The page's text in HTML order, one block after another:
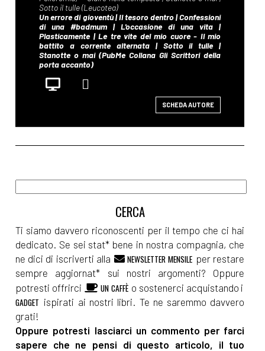
SCHEDA AUTORE
Ti siamo davvero riconoscenti per il tempo che ci hai
dedicato. Se sei stat* bene in nostra compagnia, che
ne dici di iscriverti alla
NEWSLETTER MENSILE per restare
sempre aggiornat* sui nostri argomenti? Oppure
potresti offrirci
UN CAFFÈ o sostenerci acquistando i
GADGET ispirati ai nostri libri. Te ne saremmo davvero
grati!
Oppure potresti lasciarci un commento per farci
sapere che ne pensi di questo articolo, il tuo